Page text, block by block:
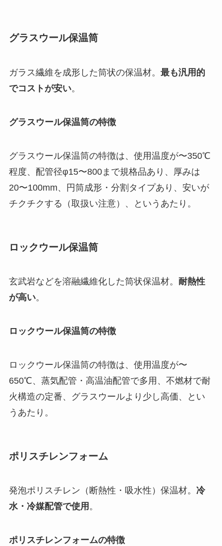
グラスウール保温筒
ガラス繊維を成形した筒状の保温材。 最も汎用的
でコストが安い。
グラスウール保温筒の特徴
グラスウール保温筒の特徴は、使用温度が〜350℃
程度、配管径φ15〜800まで規格品あり、厚みは
20〜100mm、円筒成形・分割タイプあり、安いが
チクチクする（取扱い注意）、というあたり。
ロックウール保温筒
玄武岩などを溶融繊維化した筒状保温材。 耐熱性
が高い。
ロックウール保温筒の特徴
ロックウール保温筒の特徴は、使用温度が〜
650℃、蒸気配管・高温油配管で多用、不燃材で耐
火構造の定番、グラスウールより少し高価、とい
うあたり。
ポリスチレンフォーム
発泡ポリスチレン（断熱性・吸水性）保温材。 冷
水・冷媒配管で使用 。
ポリスチレンフォームの特徴